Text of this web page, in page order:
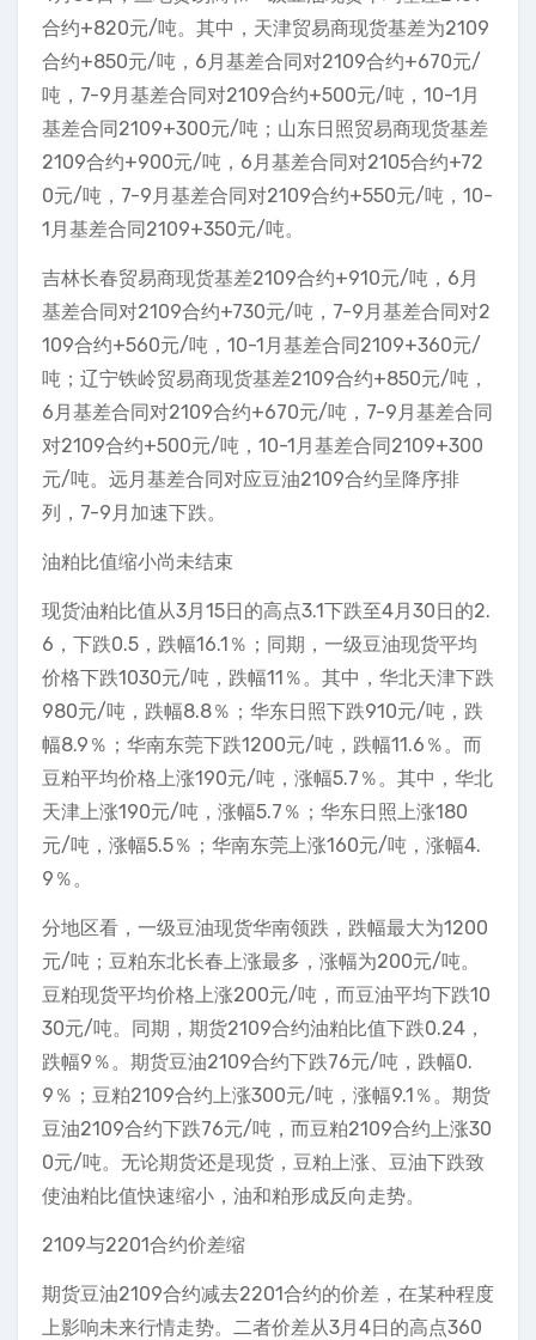
合约+820元/吨。其中，天津贸易商现货基差为2109
合约+850元/吨，6月基差合同对2109合约+670元/
吨，7-9月基差合同对2109合约+500元/吨，10-1月
基差合同2109+300元/吨；山东日照贸易商现货基差
2109合约+900元/吨，6月基差合同对2105合约+72
0元/吨，7-9月基差合同对2109合约+550元/吨，10-
1月基差合同2109+350元/吨。
吉林长春贸易商现货基差2109合约+910元/吨，6月
基差合同对2109合约+730元/吨，7-9月基差合同对2
109合约+560元/吨，10-1月基差合同2109+360元/
吨；辽宁铁岭贸易商现货基差2109合约+850元/吨，
6月基差合同对2109合约+670元/吨，7-9月基差合同
对2109合约+500元/吨，10-1月基差合同2109+300
元/吨。远月基差合同对应豆油2109合约呈降序排
列，7-9月加速下跌。
油粕比值缩小尚未结束
现货油粕比值从3月15日的高点3.1下跌至4月30日的2.
6，下跌0.5，跌幅16.1％；同期，一级豆油现货平均
价格下跌1030元/吨，跌幅11％。其中，华北天津下跌
980元/吨，跌幅8.8％；华东日照下跌910元/吨，跌
幅8.9％；华南东莞下跌1200元/吨，跌幅11.6％。而
豆粕平均价格上涨190元/吨，涨幅5.7％。其中，华北
天津上涨190元/吨，涨幅5.7％；华东日照上涨180
元/吨，涨幅5.5％；华南东莞上涨160元/吨，涨幅4.
9％。
分地区看，一级豆油现货华南领跌，跌幅最大为1200
元/吨；豆粕东北长春上涨最多，涨幅为200元/吨。
豆粕现货平均价格上涨200元/吨，而豆油平均下跌10
30元/吨。同期，期货2109合约油粕比值下跌0.24，
跌幅9％。期货豆油2109合约下跌76元/吨，跌幅0.
9％；豆粕2109合约上涨300元/吨，涨幅9.1％。期货
豆油2109合约下跌76元/吨，而豆粕2109合约上涨30
0元/吨。无论期货还是现货，豆粕上涨、豆油下跌致
使油粕比值快速缩小，油和粕形成反向走势。
2109与2201合约价差缩
期货豆油2109合约减去2201合约的价差，在某种程度
上影响未来行情走势。二者价差从3月4日的高点360